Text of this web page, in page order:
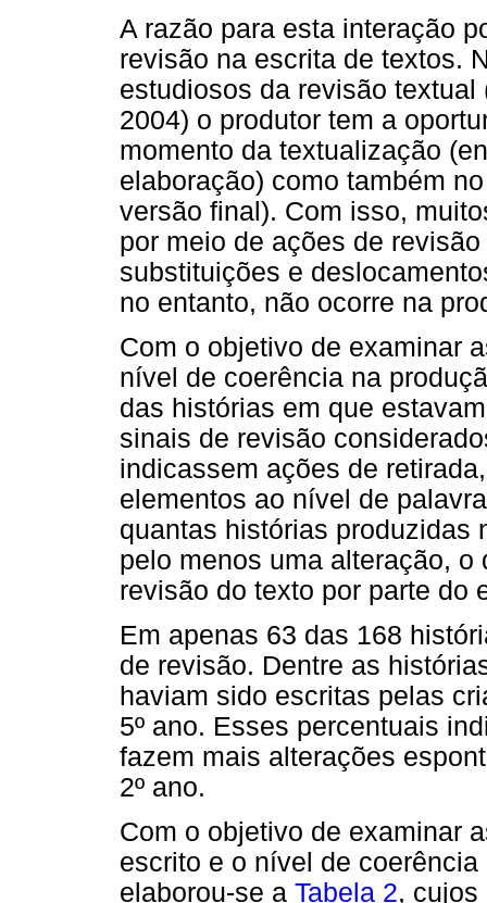
A razão para esta interação
revisão na escrita de textos.
estudiosos da revisão
2004) o produtor tem a
momento da textualização
elaboração) como também
versão final). Com isso,
por meio de ações de
substituições e
no entanto, não ocorre na
Com o objetivo de examinar
nível de coerência na
das histórias em que
sinais de revisão
indicassem ações de
elementos ao nível de
quantas histórias produzidas
pelo menos uma alteração,
revisão do texto por parte do
Em apenas 63 das 168
de revisão. Dentre as
haviam sido escritas pelas
5º ano. Esses percentuais
fazem mais alterações
2º ano.
Com o objetivo de examinar
escrito e o nível de
elaborou-se a Tabela 2, cujos